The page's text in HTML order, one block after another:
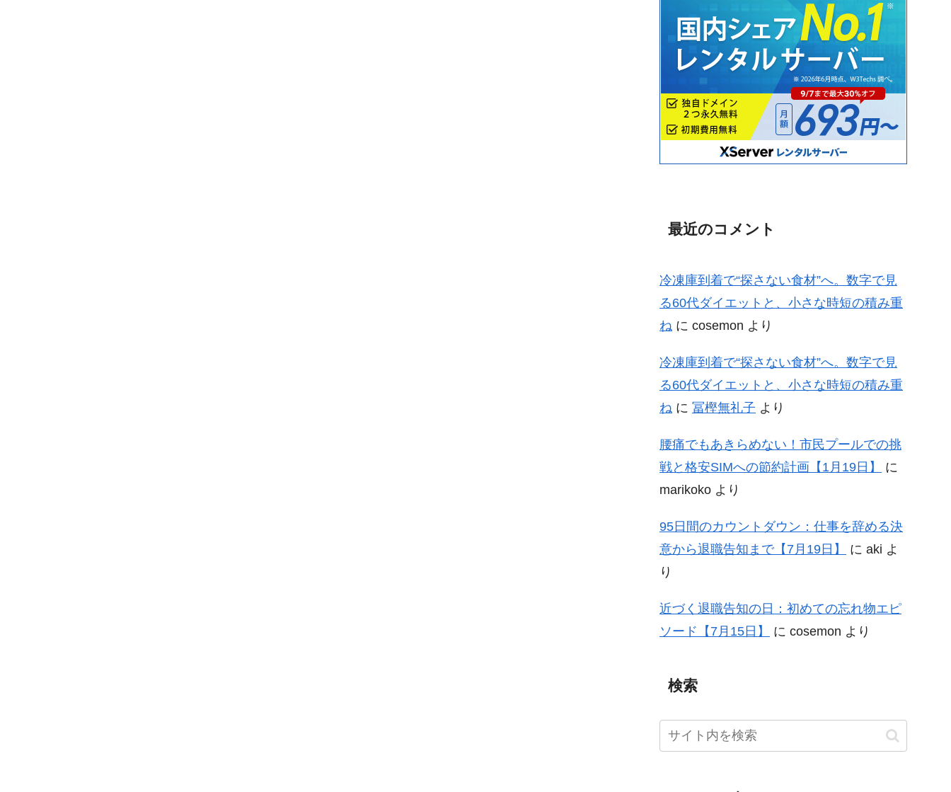
最近のコメント
冷凍庫到着で“探さない食材”へ。数字で見
る60代ダイエットと、小さな時短の積み重
ね に cosemon より
冷凍庫到着で“探さない食材”へ。数字で見
る60代ダイエットと、小さな時短の積み重
ね に 冨樫無礼子 より
腰痛でもあきらめない！市民プールでの挑
戦と格安SIMへの節約計画【1月19日】
に
marikoko より
95日間のカウントダウン：仕事を辞める決
意から退職告知まで【7月19日】
に aki よ
り
近づく退職告知の日：初めての忘れ物エピ
ソード【7月15日】
に cosemon より
検索